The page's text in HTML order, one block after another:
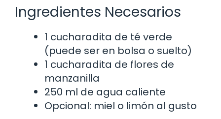
Ingredientes Necesarios
1 cucharadita de té verde
(puede ser en bolsa o suelto)
1 cucharadita de flores de
manzanilla
250 ml de agua caliente
Opcional: miel o limón al gusto